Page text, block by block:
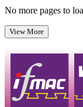
No more pages to
View More